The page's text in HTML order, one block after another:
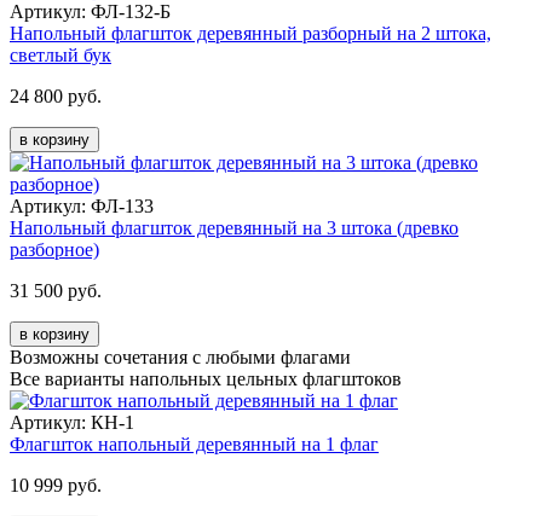
Артикул: ФЛ-132-Б
Напольный флагшток деревянный разборный на 2 штока,
светлый бук
24 800 руб.
в корзину
Артикул: ФЛ-133
Напольный флагшток деревянный на 3 штока (древко
разборное)
31 500 руб.
в корзину
Возможны сочетания с любыми флагами
Все варианты напольных цельных флагштоков
Артикул: КН-1
Флагшток напольный деревянный на 1 флаг
10 999 руб.